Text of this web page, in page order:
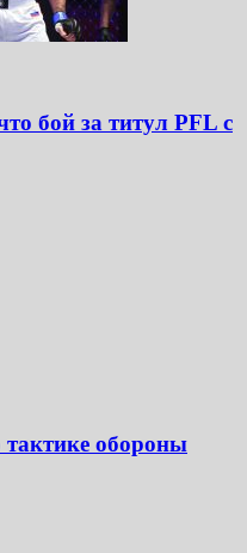
бой за титул PFL с
обороны